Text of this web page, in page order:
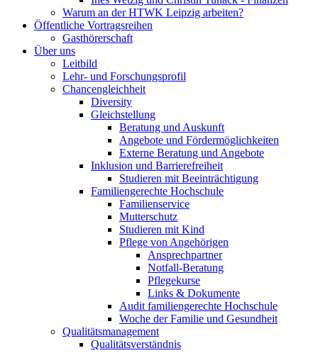
Warum an der HTWK Leipzig arbeiten?
Öffentliche Vortragsreihen
Gasthörerschaft
Über uns
Leitbild
Lehr- und Forschungsprofil
Chancengleichheit
Diversity
Gleichstellung
Beratung und Auskunft
Angebote und Fördermöglichkeiten
Externe Beratung und Angebote
Inklusion und Barrierefreiheit
Studieren mit Beeinträchtigung
Familiengerechte Hochschule
Familienservice
Mutterschutz
Studieren mit Kind
Pflege von Angehörigen
Ansprechpartner
Notfall-Beratung
Pflegekurse
Links & Dokumente
Audit familiengerechte Hochschule
Woche der Familie und Gesundheit
Qualitätsmanagement
Qualitätsverständnis